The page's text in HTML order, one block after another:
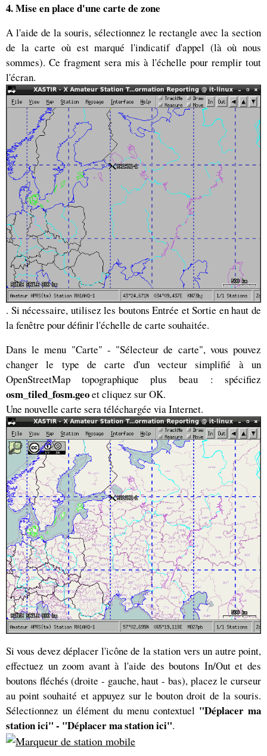
4. Mise en place d'une carte de zone
A l'aide de la souris, sélectionnez le rectangle avec la section
de la carte où est marqué l'indicatif d'appel (là où nous
sommes). Ce fragment sera mis à l'échelle pour remplir tout
l'écran.
. Si nécessaire, utilisez les boutons Entrée et Sortie en haut de
la fenêtre pour définir l'échelle de carte souhaitée.
Dans le menu "Carte" - "Sélecteur de carte", vous pouvez
changer le type de carte d'un vecteur simplifié à un
OpenStreetMap topographique plus beau : spécifiez
osm_tiled_fosm.geoet cliquez sur OK.
Une nouvelle carte sera téléchargée via Internet.
Si vous devez déplacer l'icône de la station vers un autre point,
effectuez un zoom avant à l'aide des boutons In/Out et des
boutons fléchés (droite - gauche, haut - bas), placez le curseur
au point souhaité et appuyez sur le bouton droit de la souris.
Sélectionnez un élément du menu contextuel "Déplacer ma
station ici" - "Déplacer ma station ici".